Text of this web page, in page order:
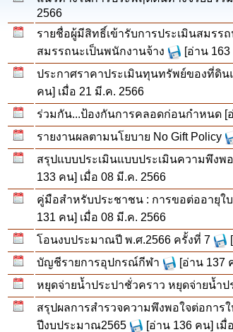
2566
รายชื่อผู้มีสิทธิ์เข้ารับการประเมินสมรร
สมรรถนะเป็นพนักงานจ้าง
[อ่าน
ประกาศราคาประเมินทุนทรัพย์ของที่ดิน
คน] เมื่อ 21 มี.ค. 2566
ร่วมกัน...ป้องกันการคลอดก่อนกำหนด [
รายงานผลตามนโยบาย No Gift Policy
สรุปแบบประเมินแบบประเมินความพึง
133 คน] เมื่อ 08 มี.ค. 2566
คู่มือสำหรับประชาชน : การขอต่ออายุ
131 คน] เมื่อ 08 มี.ค. 2566
โอนงบประมาณปี พ.ศ.2566 ครั้งที่ 7
บัญชีรายการอุปกรณ์กีฬา
[อ่าน 137
หยุดจ่ายน้ำประปาชั่วคราว หยุดจ่ายน้ำป
สรุปผลการสำรวจความพึงพอใจต่อการ
ปีงบประมาณ2565
[อ่าน 136 คน] เมื่